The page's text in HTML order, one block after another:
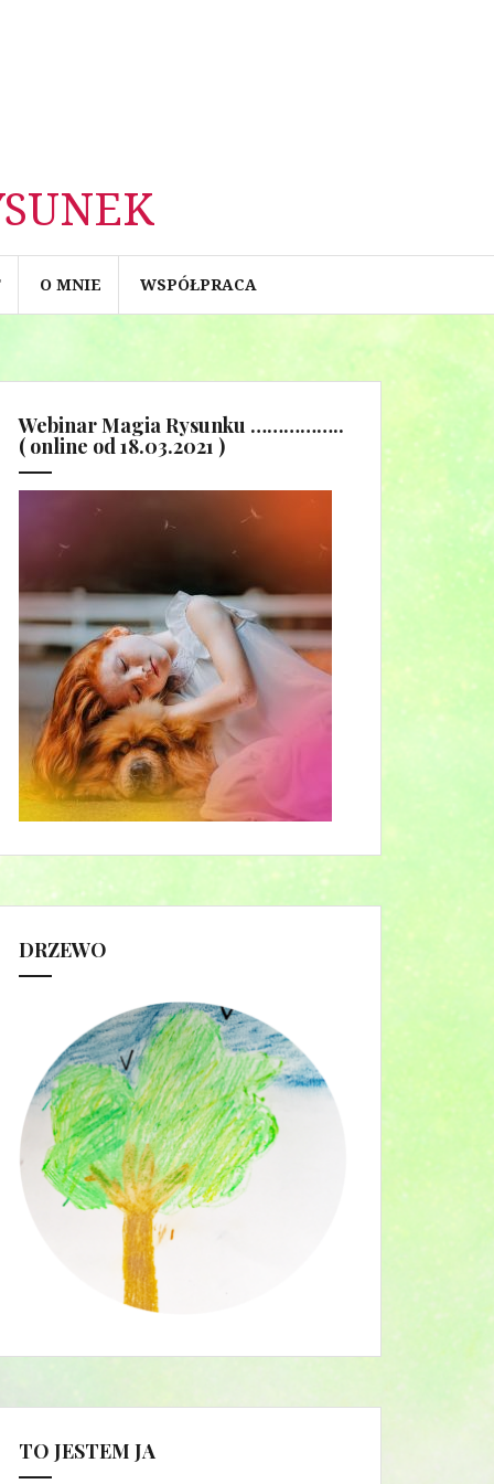
O MNIE WSPÓŁPRACA
Webinar Magia Rysunku ……………..
( online od 18.03.2021 )
DRZEWO
TO JESTEM JA